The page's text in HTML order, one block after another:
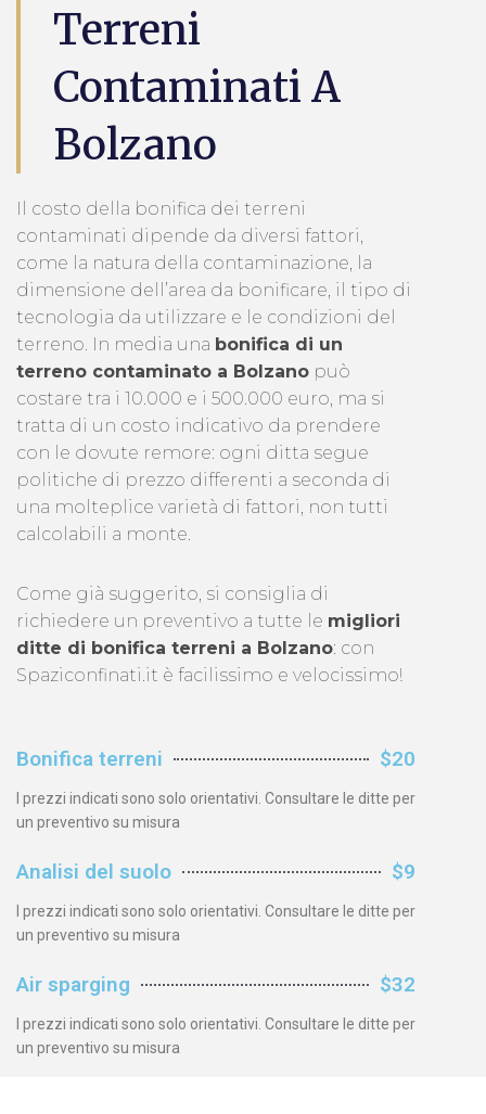
Terreni
Contaminati A
Bolzano
Il costo della bonifica dei terreni
contaminati dipende da diversi fattori,
come la natura della contaminazione, la
dimensione dell’area da bonificare, il tipo di
tecnologia da utilizzare e le condizioni del
terreno. In media una bonifica di un
terreno contaminato a Bolzano può
costare tra i 10.000 e i 500.000 euro, ma si
tratta di un costo indicativo da prendere
con le dovute remore: ogni ditta segue
politiche di prezzo differenti a seconda di
una molteplice varietà di fattori, non tutti
calcolabili a monte.
Come già suggerito, si consiglia di
richiedere un preventivo a tutte le migliori
ditte di bonifica terreni a Bolzano: con
Spaziconfinati.it è facilissimo e velocissimo!
Bonifica terreni $20
I prezzi indicati sono solo orientativi. Consultare le ditte per
un preventivo su misura
Analisi del suolo $9
I prezzi indicati sono solo orientativi. Consultare le ditte per
un preventivo su misura
Air sparging $32
I prezzi indicati sono solo orientativi. Consultare le ditte per
un preventivo su misura